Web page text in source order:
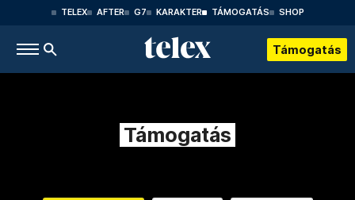
TELEX AFTER G7 KARAKTER TÁMOGATÁS SHOP
Támogatás
Támogatás